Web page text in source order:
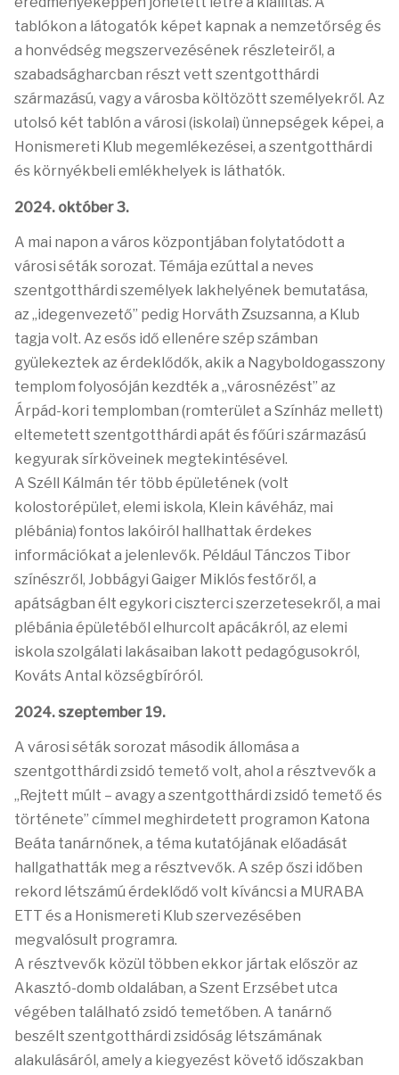
tablókon a látogatók képet kapnak a nemzetőrség és
a honvédség megszervezésének részleteiről, a
szabadságharcban részt vett szentgotthárdi
származású, vagy a városba költözött személyekről. Az
utolsó két tablón a városi (iskolai) ünnepségek képei, a
Honismereti Klub megemlékezései, a szentgotthárdi
és környékbeli emlékhelyek is láthatók.
2024. október 3.
A mai napon a város központjában folytatódott a
városi séták sorozat. Témája ezúttal a neves
szentgotthárdi személyek lakhelyének bemutatása,
az „idegenvezető” pedig Horváth Zsuzsanna, a Klub
tagja volt. Az esős idő ellenére szép számban
gyülekeztek az érdeklődők, akik a Nagyboldogasszony
templom folyosóján kezdték a „városnézést” az
Árpád-kori templomban (romterület a Színház mellett)
eltemetett szentgotthárdi apát és főúri származású
kegyurak sírköveinek megtekintésével.
A Széll Kálmán tér több épületének (volt
kolostorépület, elemi iskola, Klein kávéház, mai
plébánia) fontos lakóiról hallhattak érdekes
információkat a jelenlevők. Például Tánczos Tibor
színészről, Jobbágyi Gaiger Miklós festőről, a
apátságban élt egykori ciszterci szerzetesekről, a mai
plébánia épületéből elhurcolt apácákról, az elemi
iskola szolgálati lakásaiban lakott pedagógusokról,
Kováts Antal községbíróról.
2024. szeptember 19.
A városi séták sorozat második állomása a
szentgotthárdi zsidó temető volt, ahol a résztvevők a
„Rejtett múlt – avagy a szentgotthárdi zsidó temető és
története” címmel meghirdetett programon Katona
Beáta tanárnőnek, a téma kutatójának előadását
hallgathatták meg a résztvevők. A szép őszi időben
rekord létszámú érdeklődő volt kíváncsi a MURABA
ETT és a Honismereti Klub szervezésében
megvalósult programra.
A résztvevők közül többen ekkor jártak először az
Akasztó-domb oldalában, a Szent Erzsébet utca
végében található zsidó temetőben. A tanárnő
beszélt szentgotthárdi zsidóság létszámának
alakulásáról, amely a kiegyezést követő időszakban